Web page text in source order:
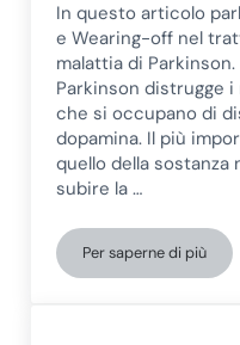
In questo articolo
e Wearing-off nel
malattia di
Parkinson distrugge
che si occupano di
dopamina. Il più
quello della sostanza
subire la …
Per saperne di più
Fenomeni